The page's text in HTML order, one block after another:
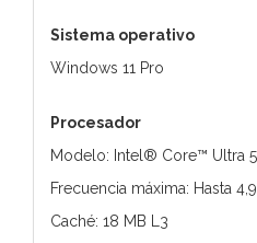
Sistema operativo
Windows 11 Pro
Procesador
Modelo: Intel® Core™ Ultra 5
Frecuencia máxima: Hasta
Caché: 18 MB L3